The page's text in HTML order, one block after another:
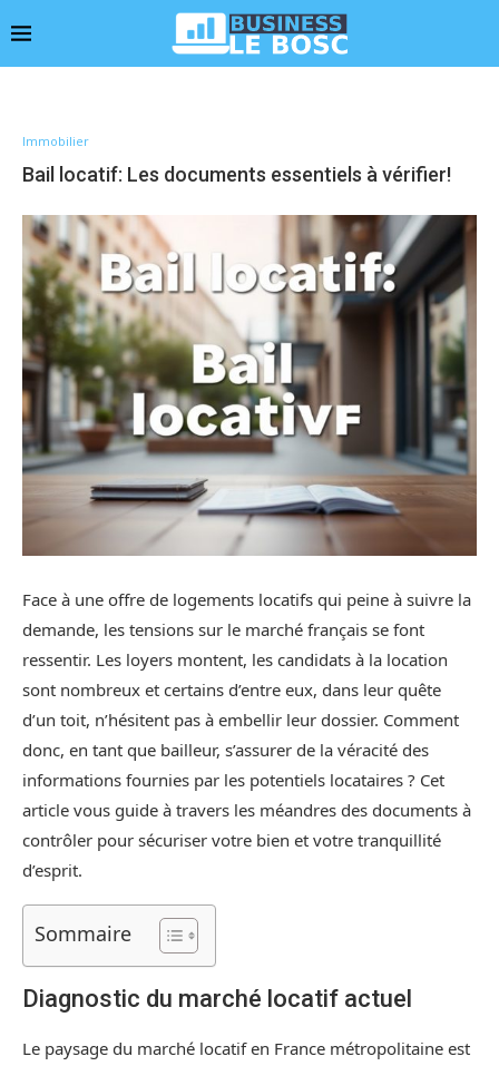
Immobilier
Bail locatif: Les documents essentiels à vérifier!
Face à une offre de logements locatifs qui peine à suivre la
demande, les tensions sur le marché français se font
ressentir. Les loyers montent, les candidats à la location
sont nombreux et certains d’entre eux, dans leur quête
d’un toit, n’hésitent pas à embellir leur dossier. Comment
donc, en tant que bailleur, s’assurer de la véracité des
informations fournies par les potentiels locataires ? Cet
article vous guide à travers les méandres des documents à
contrôler pour sécuriser votre bien et votre tranquillité
d’esprit.
Sommaire
Diagnostic du marché locatif actuel
Le paysage du marché locatif en France métropolitaine est